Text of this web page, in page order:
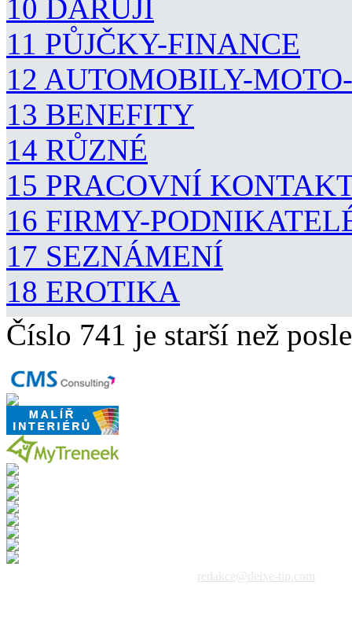
10 DARUJI
11 PŮJČKY-FINANCE
12 AUTOMOBILY-
13 BENEFITY
14 RŮZNÉ
15 PRACOVNÍ
16 FIRMY-
17 SEZNÁMENÍ
18 EROTIKA
Číslo 741 je starší než
redakce@deixe-tip.com